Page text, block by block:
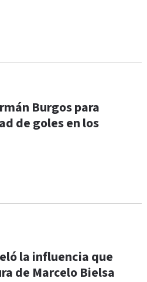
Burgos para
de goles en los
la influencia que
de Marcelo Bielsa